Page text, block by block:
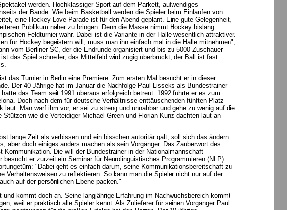
werden. Hochklassiger Sport auf dem Parkett, aufwendiges
der Bande. Wie beim Basketball werden die Spieler beim Einlaufen von
eine Hockey-Love-Parade ist für den Abend geplant. Eine gute Gelegenheit,
Publikum näher zu bringen. Denn die Masse nimmt Hockey bislang
Feldturnier wahr. Dabei ist die Variante in der Halle wesentlich attraktiver.
für Hockey begeistern will, muss man ihn einfach mal in die Halle mitnehmen",
vom Berliner SC, der die Endrunde organisiert und bis zu 5000 Zuschauer
das Spiel schneller, das Mittelfeld wird zügig überbrückt, der Ball ist fast
das Turnier in Berlin eine Premiere. Zum ersten Mal besucht er in dieser
Der 40-Jährige hat im Januar die Nachfolge Paul Lisseks als Bundestrainer
das Team seit 1991 überaus erfolgreich betreut. 1992 führte er es zum
Doch nach dem für deutsche Verhältnisse enttäuschenden fünften Platz
laut. Man warf ihm vor, er sei zu streng und unnahbar und gehe zu wenig auf die
Stützen wie die Verteidiger Michael Green und Florian Kunz dachten laut an
lange Zeit als verbissen und ein bisschen autoritär galt, soll sich das ändern.
aber doch einiges anders machen als sein Vorgänger. Das Zauberwort des
Kommunikation. Die will der Bundestrainer in der Nationalmannschaft
besucht er zurzeit ein Seminar für Neurolinguistisches Programmieren (NLP).
"Dabei geht es einfach darum, seine Kommunikationsbereitschaft zu
Verhaltensweisen zu reflektieren. So kann man die Spieler nicht nur auf der
auf der persönlichen Ebene packen."
und kommt doch an. Seine langjährige Erfahrung im Nachwuchsbereich kommt
weil er praktisch alle Spieler kennt. Als Zulieferer für seinen Vorgänger Paul